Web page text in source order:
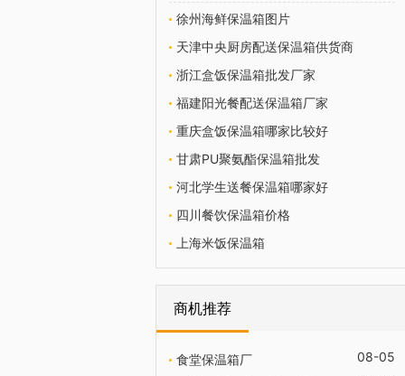
徐州海鲜保温箱图片
天津中央厨房配送保温箱供货商
浙江盒饭保温箱批发厂家
福建阳光餐配送保温箱厂家
重庆盒饭保温箱哪家比较好
甘肃PU聚氨酯保温箱批发
河北学生送餐保温箱哪家好
四川餐饮保温箱价格
上海米饭保温箱
商机推荐
食堂保温箱厂
08-05